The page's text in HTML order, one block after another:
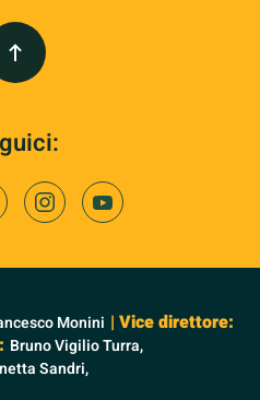
Monini | Vice direttore:
Bruno Vigilio Turra,
Sandri,